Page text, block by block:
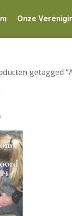
Onze
getagged
op
prijs:
hoog
naar
laag